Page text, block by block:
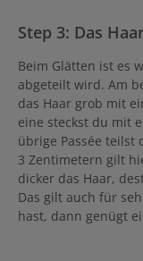
Step 3: Das
Beim Glätten ist es
abgeteilt wird. Am
das Haar grob mit
eine steckst du mit
übrige Passée teilst
3 Zentimetern gilt
dicker das Haar,
Das gilt auch für
hast, dann genügt